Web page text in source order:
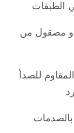
الطبقات
مصقول من
للصدأ